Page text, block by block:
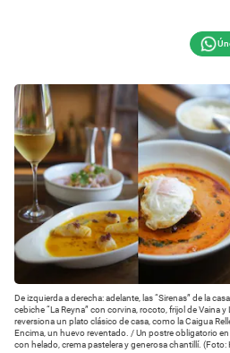
De izquierda a derecha: adelante, las “Sirenas” de la
cebiche “La Reyna” con corvina, rocoto, frijol de Vaina
reversiona un plato clásico de casa, como la Caigua
Encima, un huevo reventado. / Un postre obligatorio en
con helado, crema pastelera y generosa chantillí. (Foto: